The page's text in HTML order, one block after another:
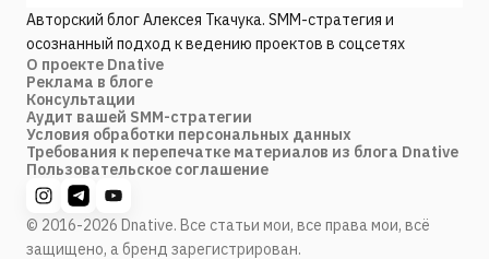
Авторский блог Алексея Ткачука. SMM-стратегия и
осознанный подход к ведению проектов в соцсетях
О проекте Dnative
Реклама в блоге
Консультации
Аудит вашей SMM-стратегии
Условия обработки персональных данных
Требования к перепечатке материалов из блога Dnative
Пользовательское соглашение
© 2016-2026 Dnative. Все статьи мои, все права мои, всё
защищено, а бренд зарегистрирован.